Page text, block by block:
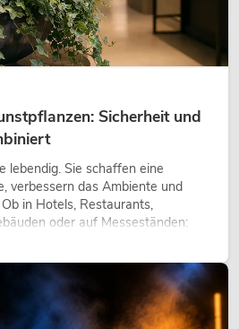
Sicherheit und
lebendig. Sie schaffen eine
verbessern das Ambiente und
in Hotels, Restaurants,
oder auf Messeständen:
gehört heute längst zum